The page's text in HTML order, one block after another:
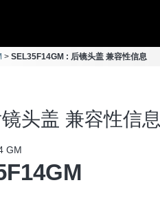
SEL35F14GM : 后镜头盖 兼容性信息
头盖 兼容性信息
GM